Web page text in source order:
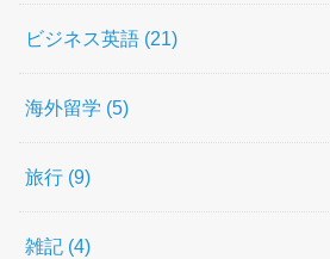
ビジネス英語 (21)
海外留学 (5)
旅行 (9)
雑記 (4)